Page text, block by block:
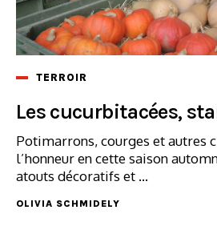
TERROIR
Les cucurbitacées,
Potimarrons, courges et autres
l’honneur en cette saison
atouts décoratifs et ...
OLIVIA SCHMIDELY